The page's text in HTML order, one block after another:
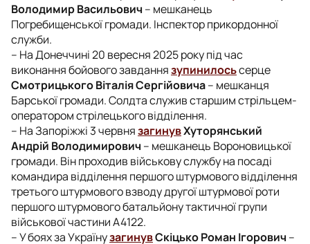
Володимир Васильович – мешканець
Погребищенської громади. Інспектор прикордонної
служби.
– На Донеччині 20 вересня 2025 року під час
виконання бойового завданнязупинилосьсерце
Смотрицького Віталія Сергійовича– мешканця
Барської громади. Солдта служив старшим стрільцем-
оператором стрілецького відділення.
– На Запоріжжі 3 червнязагинувХуторянський
Андрій Володимирович – мешканець Вороновицької
громади. Він проходив військову службу на посаді
командира відділення першого штурмового відділення
третього штурмового взводу другої штурмової роти
першого штурмового батальйону тактичної групи
військової частини А4122.
– У боях за УкраїнузагинувСкіцько Роман Ігорович –